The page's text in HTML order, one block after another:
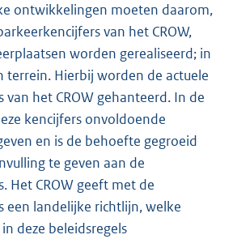
ontwikkelingen moeten daarom,
van het CROW,
worden gerealiseerd; in
terrein. Hierbij worden de actuele
van het CROW gehanteerd. In de
kencijfers onvoldoende
en is de behoefte gegroeid
te geven aan de
Het CROW geeft met de
een landelijke richtlijn, welke
deze beleidsregels